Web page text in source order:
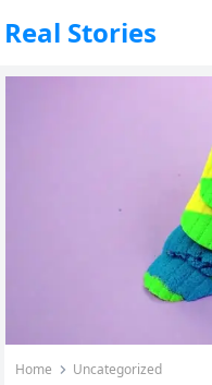
Real Stories
Home Uncategorized